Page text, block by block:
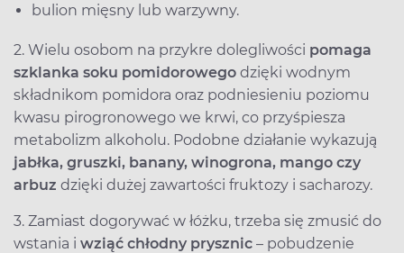
bulion mięsny lub warzywny.
2. Wielu osobom na przykre dolegliwości pomaga
szklanka soku pomidorowego dzięki wodnym
składnikom pomidora oraz podniesieniu poziomu
kwasu pirogronowego we krwi, co przyśpiesza
metabolizm alkoholu. Podobne działanie wykazują
jabłka, gruszki, banany, winogrona, mango czy
arbuz dzięki dużej zawartości fruktozy i sacharozy.
3. Zamiast dogorywać w łóżku, trzeba się zmusić do
wstania i wziąć chłodny prysznic – pobudzenie